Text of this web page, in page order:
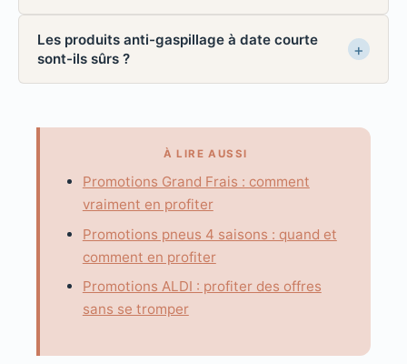
Les produits anti-gaspillage à date courte
sont-ils sûrs ?
À LIRE AUSSI
Promotions Grand Frais : comment
vraiment en profiter
Promotions pneus 4 saisons : quand et
comment en profiter
Promotions ALDI : profiter des offres
sans se tromper